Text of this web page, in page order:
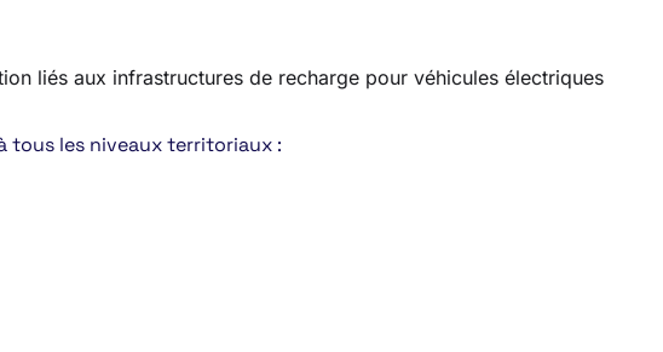
liés aux infrastructures de recharge pour véhicules électriques
tous les niveaux territoriaux :